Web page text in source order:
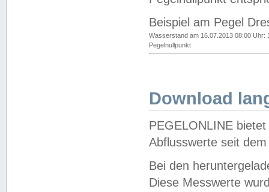
Beispiel am Pegel
Wasserstand am 16.07.2013 08:00 Uhr:
Pegelnullpunkt
Download
PEGELONLINE
Abflusswerte seit
Bei den
Diese Messwerte